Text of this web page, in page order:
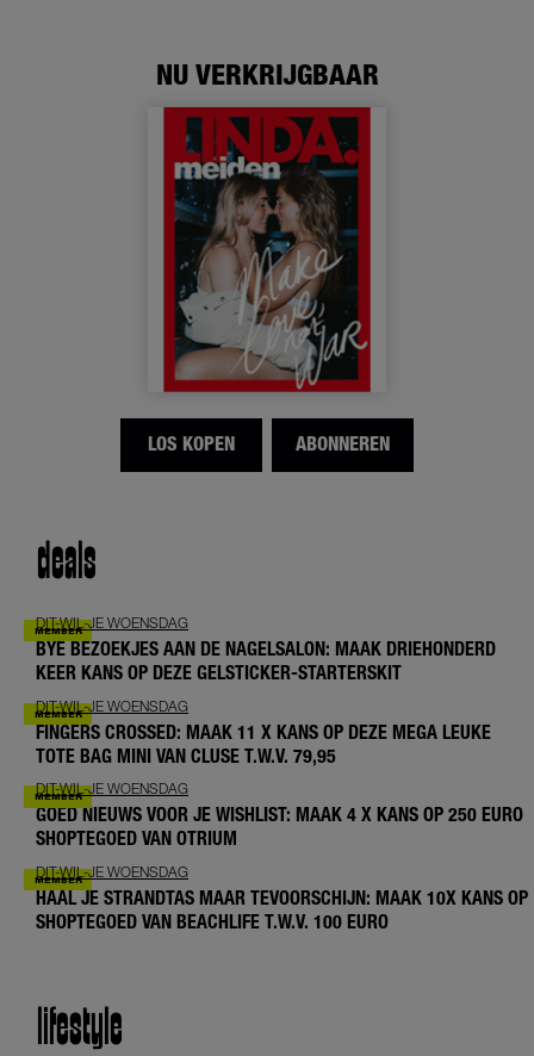
NU VERKRIJGBAAR
LOS KOPEN ABONNEREN
deals
DIT-WIL-JE WOENSDAG
BYE BEZOEKJES AAN DE NAGELSALON: MAAK DRIEHONDERD
KEER KANS OP DEZE GELSTICKER-STARTERSKIT
DIT-WIL-JE WOENSDAG
FINGERS CROSSED: MAAK 11 X KANS OP DEZE MEGA LEUKE
TOTE BAG MINI VAN CLUSE T.W.V. 79,95
DIT-WIL-JE WOENSDAG
GOED NIEUWS VOOR JE WISHLIST: MAAK 4 X KANS OP 250 EURO
SHOPTEGOED VAN OTRIUM
DIT-WIL-JE WOENSDAG
HAAL JE STRANDTAS MAAR TEVOORSCHIJN: MAAK 10X KANS OP
SHOPTEGOED VAN BEACHLIFE T.W.V. 100 EURO
lifestyle